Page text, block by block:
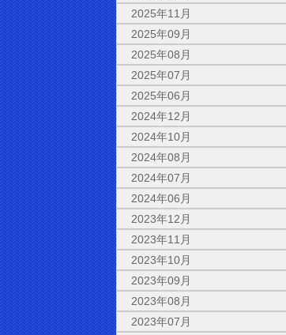
2025年11月
2025年09月
2025年08月
2025年07月
2025年06月
2024年12月
2024年10月
2024年08月
2024年07月
2024年06月
2023年12月
2023年11月
2023年10月
2023年09月
2023年08月
2023年07月